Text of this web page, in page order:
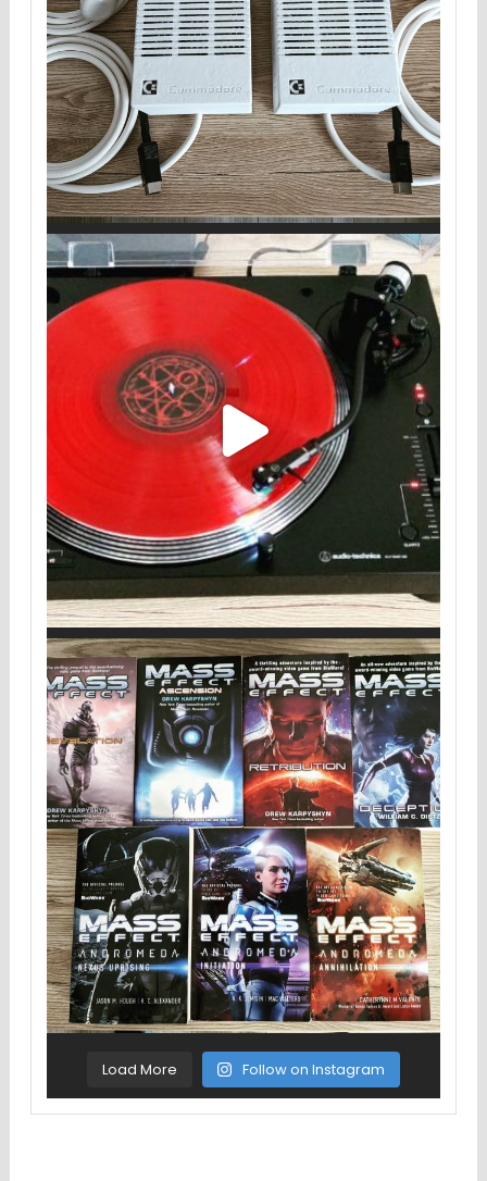
Load More Follow on Instagram